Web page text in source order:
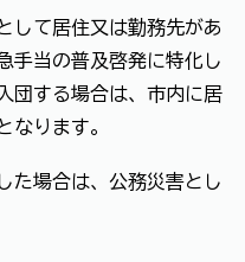
して居住又は勤務先があ
手当の普及啓発に特化し
団する場合は、市内に居
なります。
た場合は、公務災害とし